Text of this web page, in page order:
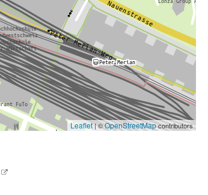
Leaflet| ©OpenStreetMapcontributors
